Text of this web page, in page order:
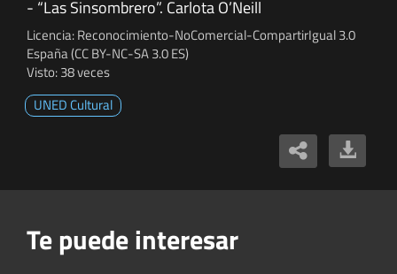
- “Las Sinsombrero”. Carlota O’Neill
Licencia: Reconocimiento-NoComercial-CompartirIgual 3.0
España (CC BY-NC-SA 3.0 ES)
Visto: 38 veces
UNED Cultural
Te puede interesar